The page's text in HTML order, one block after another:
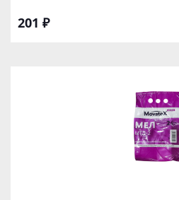
201 ₽